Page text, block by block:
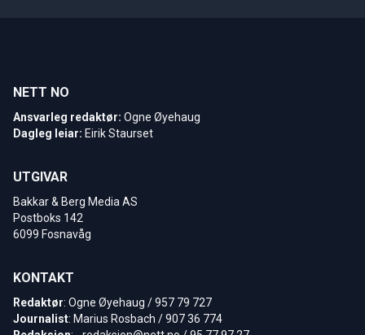
NETT NO
Ansvarleg redaktør: Ogne Øyehaug
Dagleg leiar: Eirik Staurset
UTGIVAR
Bakkar & Berg Media AS
Postboks 142
6099 Fosnavåg
KONTAKT
Redaktør: Ogne Øyehaug / 957 79 727
Journalist: Marius Rosbach / 907 36 774